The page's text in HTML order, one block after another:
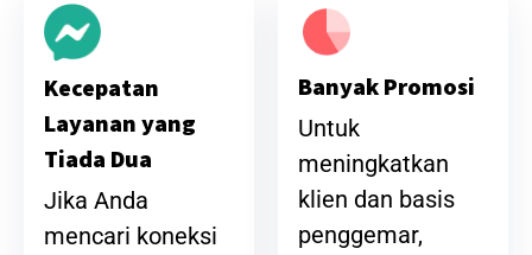
Kecepatan
Layanan yang
Tiada Dua
Jika Anda
mencari koneksi
Banyak Promosi
Untuk
meningkatkan
klien dan basis
penggemar,